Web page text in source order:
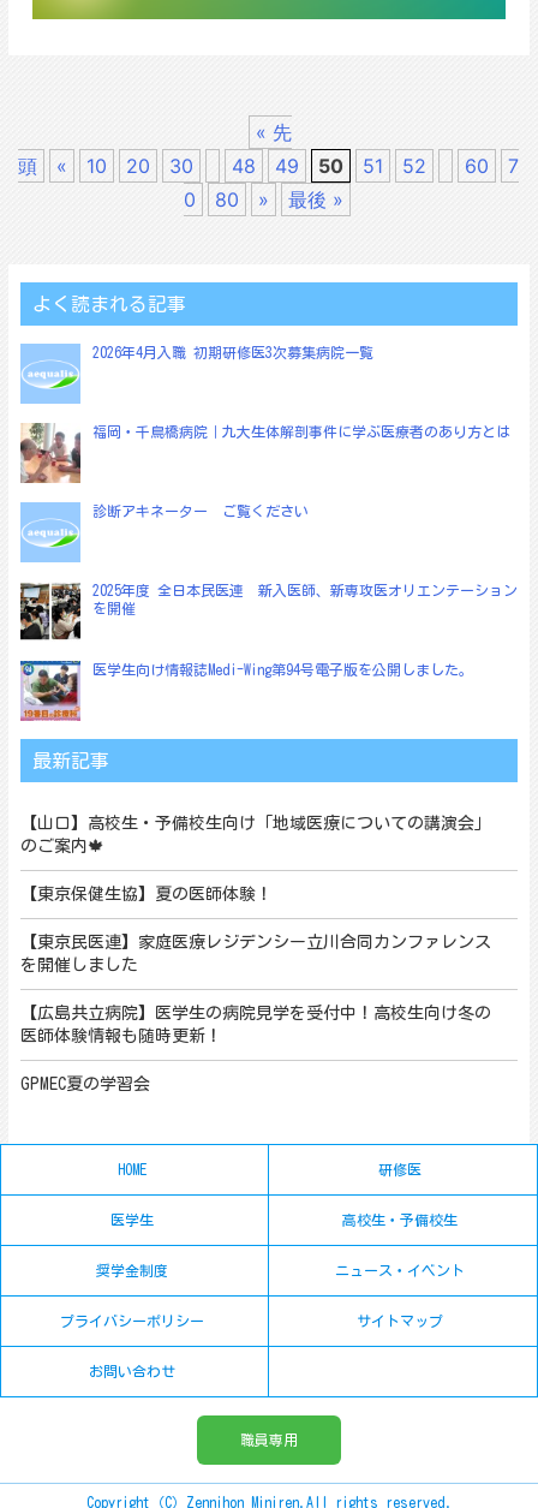
« 先
頭
« 10 20 30 48 49 50 51 52 60
7
0
80 » 最後 »
よく読まれる記事
2026年4月入職 初期研修医3次募集病院一覧
福岡・千鳥橋病院｜九大生体解剖事件に学ぶ医療者のあり方とは
診断アキネーター ご覧ください
2025年度 全日本民医連 新入医師、新専攻医オリエンテーション
を開催
医学生向け情報誌Medi-Wing第94号電子版を公開しました。
最新記事
【山口】高校生・予備校生向け「地域医療についての講演会」
のご案内🍁
【東京保健生協】夏の医師体験！
【東京民医連】家庭医療レジデンシー立川合同カンファレンス
を開催しました
【広島共立病院】医学生の病院見学を受付中！高校生向け冬の
医師体験情報も随時更新！
GPMEC夏の学習会
HOME 研修医
医学生 高校生・予備校生
奨学金制度 ニュース・イベント
プライバシーポリシー サイトマップ
お問い合わせ
職員専用
Copyright（C）Zennihon Miniren.All rights reserved.